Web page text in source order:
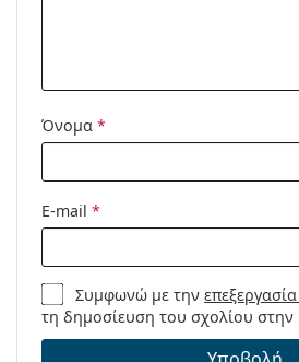
Όνομα *
E-mail *
Συμφωνώ με την
τη δημοσίευση του σχολίου στην